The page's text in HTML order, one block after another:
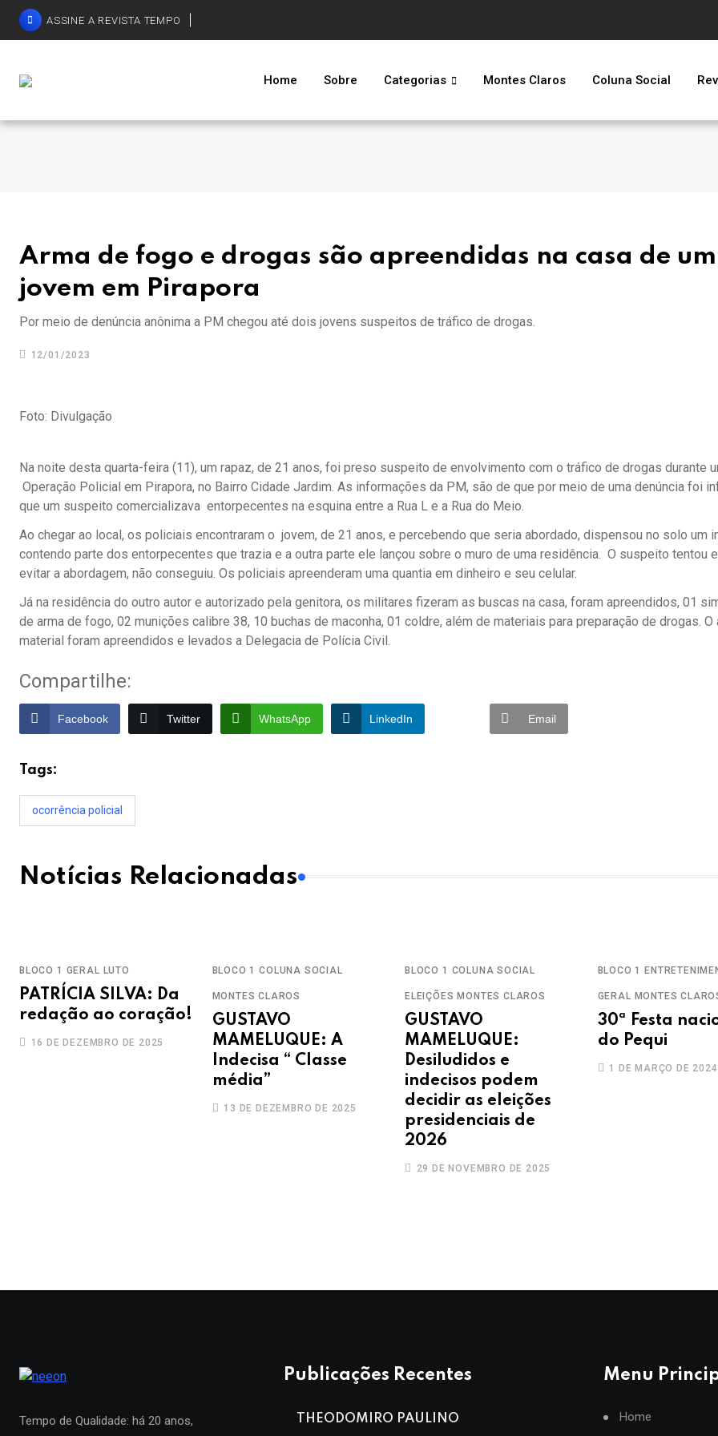
ASSINE A REVISTA TEMPO
Home Sobre Categorias Montes Claros Coluna Social
Arma de fogo e drogas são apreendidas na casa de um
jovem em Pirapora
Por meio de denúncia anônima a PM chegou até dois jovens suspeitos de tráfico de drogas.
12/01/2023
Foto: Divulgação
Na noite desta quarta-feira (11), um rapaz, de 21 anos, foi preso suspeito de envolvimento com o tráfico de drogas durante
Operação Policial em Pirapora, no Bairro Cidade Jardim. As informações da PM, são de que por meio de uma denúncia foi
que um suspeito comercializava entorpecentes na esquina entre a Rua L e a Rua do Meio.
Ao chegar ao local, os policiais encontraram o jovem, de 21 anos, e percebendo que seria abordado, dispensou no solo um
contendo parte dos entorpecentes que trazia e a outra parte ele lançou sobre o muro de uma residência. O suspeito tentou
evitar a abordagem, não conseguiu. Os policiais apreenderam uma quantia em dinheiro e seu celular.
Já na residência do outro autor e autorizado pela genitora, os militares fizeram as buscas na casa, foram apreendidos, 01
de arma de fogo, 02 munições calibre 38, 10 buchas de maconha, 01 coldre, além de materiais para preparação de drogas. O
material foram apreendidos e levados a Delegacia de Polícia Civil.
Compartilhe:
Facebook Twitter WhatsApp LinkedIn Email
Tags:
ocorrência policial
Notícias Relacionadas
BLOCO 1 GERAL LUTO
PATRÍCIA SILVA: Da
redação ao coração!
16 DE DEZEMBRO DE 2025
BLOCO 1 COLUNA SOCIAL
MONTES CLAROS
GUSTAVO
MAMELUQUE: A
Indecisa “ Classe
média”
13 DE DEZEMBRO DE 2025
BLOCO 1 COLUNA SOCIAL
ELEIÇÕES MONTES CLAROS
GUSTAVO
MAMELUQUE:
Desiludidos e
indecisos podem
decidir as eleições
presidenciais de
2026
29 DE NOVEMBRO DE 2025
BLOCO 1
GERAL MONTES
30ª Festa
do Pequi
1 DE MARÇO DE 2024
Tempo de Qualidade: há 20 anos,
Publicações Recentes
THEODOMIRO PAULINO
Menu
Home